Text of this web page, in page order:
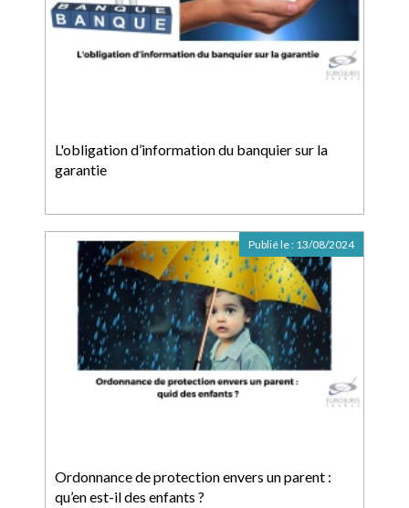
L'obligation d’information du banquier sur la
garantie
Ordonnance de protection envers un parent :
qu’en est-il des enfants ?
Publié le : 13/08/2024